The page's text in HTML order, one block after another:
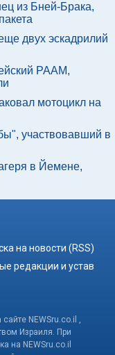
из Бней-Брака,
двух эскадрилий
РААМ,
мотоцикл на
участвовавший в
в Йемене,
на новости (RSS)
редакции и устав
NEWSru.co.il ,
Израиля. При
на NEWSru.co.il